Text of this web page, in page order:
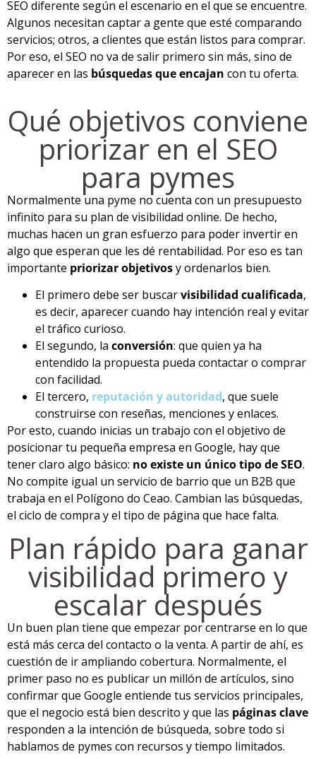
SEO diferente según el escenario en el que se encuentre.
Algunos necesitan captar a gente que esté comparando
servicios; otros, a clientes que están listos para comprar.
Por eso, el SEO no va de salir primero sin más, sino de
aparecer en las búsquedas que encajan con tu oferta.
Qué objetivos conviene
priorizar en el SEO
para pymes
Normalmente una pyme no cuenta con un presupuesto
infinito para su plan de visibilidad online. De hecho,
muchas hacen un gran esfuerzo para poder invertir en
algo que esperan que les dé rentabilidad. Por eso es tan
importante priorizar objetivosy ordenarlos bien.
El primero debe ser buscarvisibilidad cualificada,
es decir, aparecer cuando hay intención real y evitar
el tráfico curioso.
El segundo, la conversión: que quien ya ha
entendido la propuesta pueda contactar o comprar
con facilidad.
El tercero, reputación y autoridad, que suele
construirse con reseñas, menciones y enlaces.
Por esto, cuando inicias un trabajo con el objetivo de
posicionar tu pequeña empresa en Google, hay que
tener claro algo básico: no existe un único tipo de SEO.
No compite igual un servicio de barrio que un B2B que
trabaja en el Polígono do Ceao. Cambian las búsquedas,
el ciclo de compra y el tipo de página que hace falta.
Plan rápido para ganar
visibilidad primero y
escalar después
Un buen plan tiene que empezar por centrarse en lo que
está más cerca del contacto o la venta. A partir de ahí, es
cuestión de ir ampliando cobertura. Normalmente, el
primer paso no es publicar un millón de artículos, sino
confirmar que Google entiende tus servicios principales,
que el negocio está bien descrito y que las páginas clave
responden a la intención de búsqueda, sobre todo si
hablamos de pymes con recursos y tiempo limitados.